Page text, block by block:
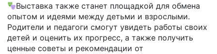
Выставка также станет площадкой для обмена
опытом и идеями между детьми и взрослыми.
Родители и педагоги смогут увидеть работы своих
детей и оценить их прогресс, а также получить
ценные советы и рекомендации от